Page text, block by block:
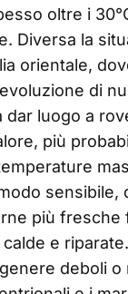
oltre i
Diversa la
orientale,
di
dar luogo a
più
sensibile,
più fresche
e
deboli o